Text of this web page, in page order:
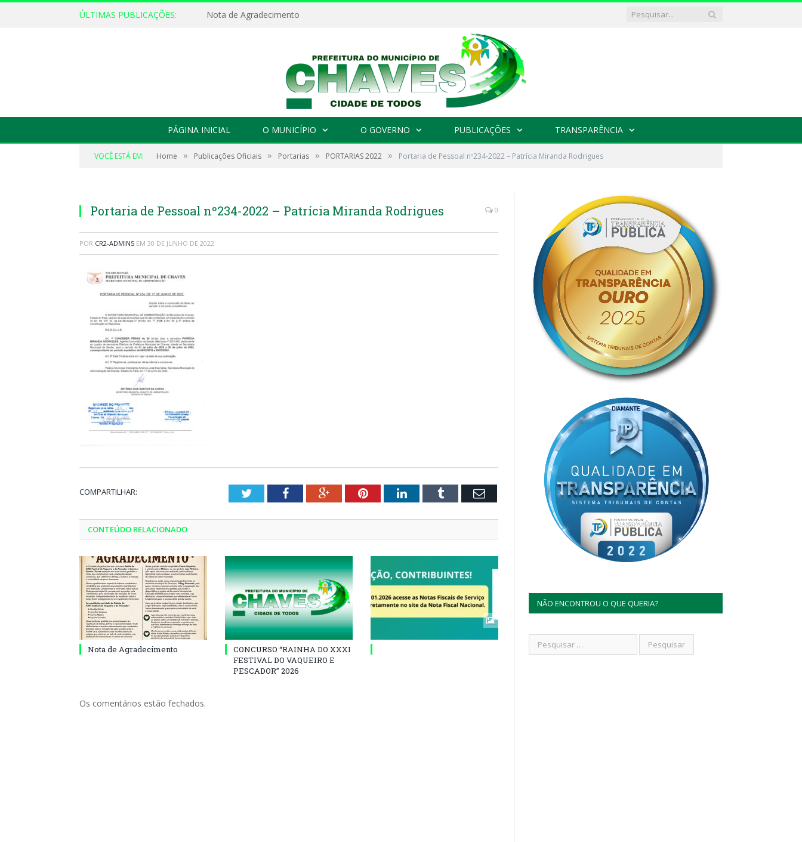
ÚLTIMAS PUBLICAÇÕES: Nota de Agradecimento
PÁGINA INICIAL O MUNICÍPIO O GOVERNO PUBLICAÇÕES TRANSPARÊNCIA
VOCÊ ESTÁ EM: Home » Publicações Oficiais » Portarias » PORTARIAS 2022 » Portaria de Pessoal nº234-2022 – Patrícia Miranda Rodrigues
Portaria de Pessoal nº234-2022 – Patrícia Miranda Rodrigues 0
POR CR2-ADMIN5 EM 30 DE JUNHO DE 2022
COMPARTILHAR: TwitterFacebookGoogle+PinterestLinkedInTumblr Email
CONTEÚDO RELACIONADO
Nota de Agradecimento
CONCURSO “RAINHA DO XXXI
FESTIVAL DO VAQUEIRO E
PESCADOR” 2026
Os comentários estão fechados.
NÃO ENCONTROU O QUE QUERIA?